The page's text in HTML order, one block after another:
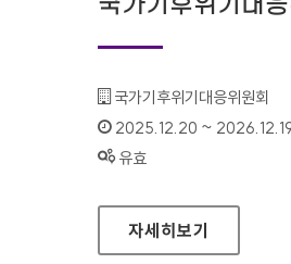
국가기후위기대
기관명 :
국가기후위기대응위원회
인증기간 :
2025.12.20 ~
상태 :
유효
국가기후위기대응위원
자세히보기